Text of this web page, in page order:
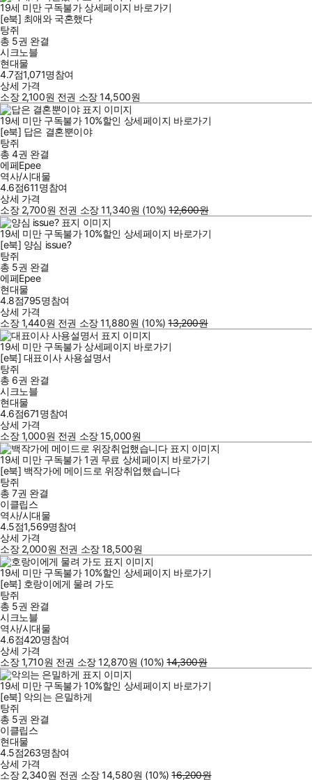
19세 미만 구독불가 상세페이지 바로가기
[e북] 최애와 국혼했다
탕쥐
총 5권 완결
시크노블
현대물
4.7점1,071명참여
상세 가격
소장 2,100원 전권 소장14,500원
19세 미만 구독불가 10%할인 상세페이지 바로가기
[e북] 답은 결혼뿐이야
탕쥐
총 4권 완결
에페Epee
역사/시대물
4.6점611명참여
상세 가격
소장 2,700원 전권 소장11,340원 (10%) 12,600원
19세 미만 구독불가 10%할인 상세페이지 바로가기
[e북] 양심 issue?
탕쥐
총 5권 완결
에페Epee
현대물
4.8점795명참여
상세 가격
소장1,440원 전권 소장11,880원 (10%) 13,200원
19세 미만 구독불가 상세페이지 바로가기
[e북] 대표이사 사용설명서
탕쥐
총 6권 완결
시크노블
현대물
4.6점671명참여
상세 가격
소장1,000원 전권 소장15,000원
19세 미만 구독불가 1권 무료 상세페이지 바로가기
[e북] 백작가에 메이드로 위장취업했습니다
탕쥐
총 7권 완결
이클립스
역사/시대물
4.5점1,569명참여
상세 가격
소장 2,000원 전권 소장18,500원
19세 미만 구독불가 10%할인 상세페이지 바로가기
[e북] 호랑이에게 물려 가도
탕쥐
총 5권 완결
시크노블
역사/시대물
4.6점420명참여
상세 가격
소장1,710원 전권 소장12,870원 (10%) 14,300원
19세 미만 구독불가 10%할인 상세페이지 바로가기
[e북] 악의는 은밀하게
탕쥐
총 5권 완결
이클립스
현대물
4.5점263명참여
상세 가격
소장 2,340원 전권 소장14,580원 (10%) 16,200원